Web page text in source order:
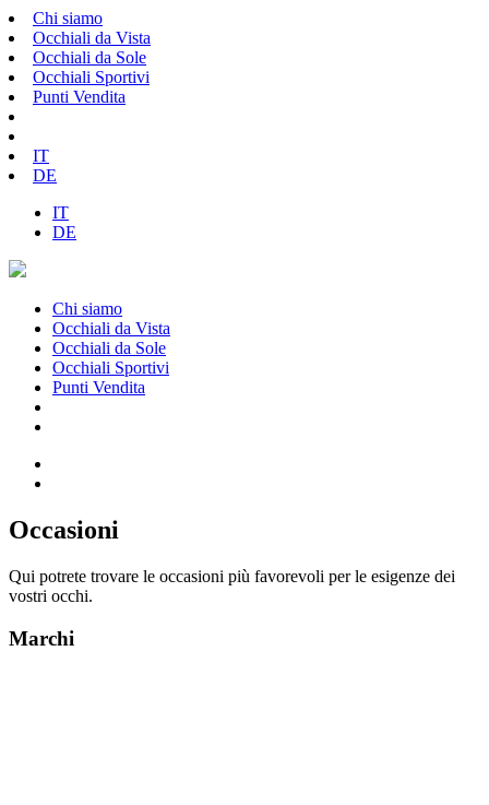
Chi siamo
Occhiali da Vista
Occhiali da Sole
Occhiali Sportivi
Punti Vendita
IT
DE
IT
DE
Chi siamo
Occhiali da Vista
Occhiali da Sole
Occhiali Sportivi
Punti Vendita
Occasioni
​​Qui potrete trovare le occasioni più favorevoli per le esigenze dei
vostri occhi.
Marchi